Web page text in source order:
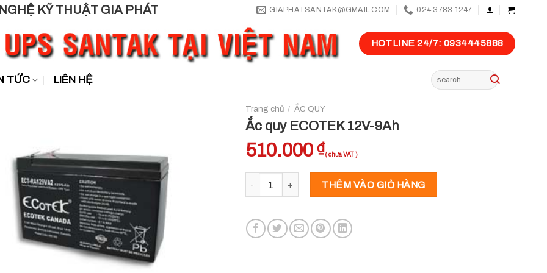
GIAPHATSANTAK@GMAIL.COM 024 3783 1247
HOTLINE 24/7: 0934445888
TỨC LIÊN HỆ
Tìm
kiếm:
Trang chủ / ẮC QUY
Ắc quy ECOTEK 12V-9Ah
510.000 ₫
Ắc quy ECOTEK 12V-9Ah số lượng
THÊM VÀO GIỎ HÀNG